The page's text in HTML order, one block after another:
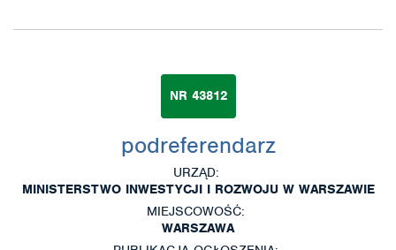
NR 43812
podreferendarz
URZĄD:
MINISTERSTWO INWESTYCJI I ROZWOJU W WARSZAWIE
MIEJSCOWOŚĆ:
WARSZAWA